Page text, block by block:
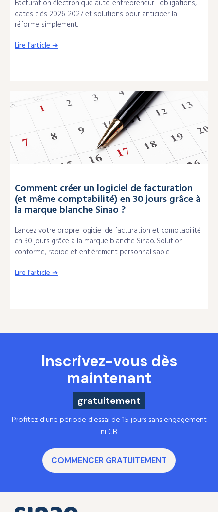
Facturation électronique auto-entrepreneur : obligations,
dates clés 2026-2027 et solutions pour anticiper la
réforme simplement.
Lire l'article ➔
Comment créer un logiciel de facturation
(et même comptabilité) en 30 jours grâce à
la marque blanche Sinao ?
Lancez votre propre logiciel de facturation et comptabilité
en 30 jours grâce à la marque blanche Sinao. Solution
conforme, rapide et entièrement personnalisable.
Lire l'article ➔
Inscrivez-vous dès
maintenant
gratuitement
Profitez d'une période d'essai de 15 jours sans engagement
ni CB
COMMENCER GRATUITEMENT